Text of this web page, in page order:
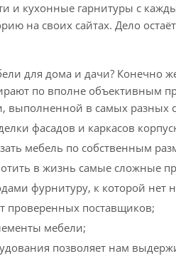
и кухонные гарнитуры с
на своих сайтах. Дело
для дома и дачи?
по вполне объективным
в самых разных
фасадов и каркасов
мебель по собственным
в жизнь самые сложные
фурнитуру, к которой нет
проверенных поставщиков;
мебели;
позволяет нам